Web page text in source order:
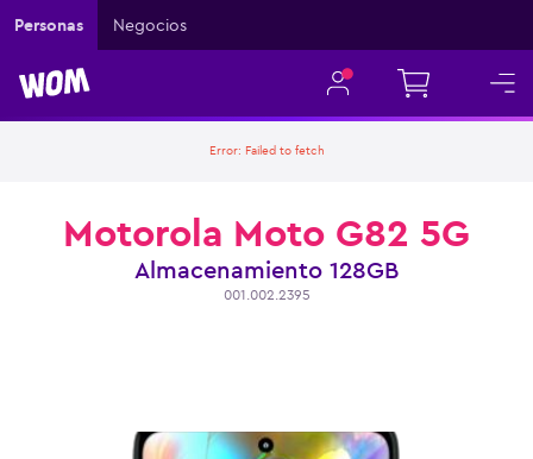
Personas Negocios
Error: Failed to fetch
Motorola Moto G82 5G
Almacenamiento 128GB
001.002.2395